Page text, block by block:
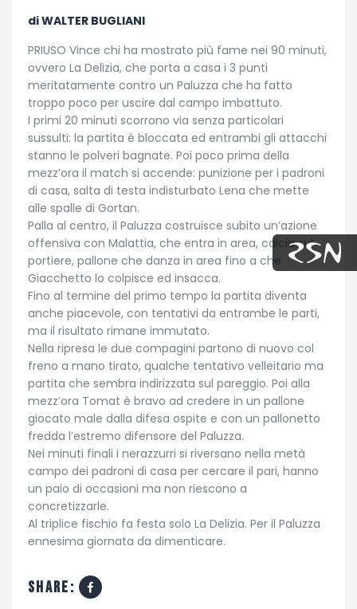
di WALTER BUGLIANI
PRIUSO Vince chi ha mostrato più fame nei 90 minuti,
ovvero La Delizia, che porta a casa i 3 punti
meritatamente contro un Paluzza che ha fatto
troppo poco per uscire dal campo imbattuto.
I primi 20 minuti scorrono via senza particolari
sussulti: la partita è bloccata ed entrambi gli attacchi
stanno le polveri bagnate. Poi poco prima della
mezz’ora il match si accende: punizione per i padroni
di casa, salta di testa indisturbato Lena che mette
alle spalle di Gortan.
Palla al centro, il Paluzza costruisce subito un’azione
offensiva con Malattia, che entra in area, calcia sul
portiere, pallone che danza in area fino a che
Giacchetto lo colpisce ed insacca.
Fino al termine del primo tempo la partita diventa
anche piacevole, con tentativi da entrambe le parti,
ma il risultato rimane immutato.
Nella ripresa le due compagini partono di nuovo col
freno a mano tirato, qualche tentativo velleitario ma
partita che sembra indirizzata sul pareggio. Poi alla
mezz’ora Tomat è bravo ad credere in un pallone
giocato male dalla difesa ospite e con un pallonetto
fredda l’estremo difensore del Paluzza.
Nei minuti finali i nerazzurri si riversano nella metà
campo dei padroni di casa per cercare il pari, hanno
un paio di occasioni ma non riescono a
concretizzarle.
Al triplice fischio fa festa solo La Delizia. Per il Paluzza
ennesima giornata da dimenticare.
share: